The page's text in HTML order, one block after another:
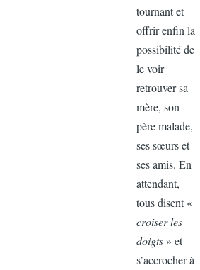
tournant et
offrir enfin
possibilité
le voir
retrouver sa
mère, son
père
ses sœurs
ses amis.
attendant,
tous disent
croiser les
doigts» et